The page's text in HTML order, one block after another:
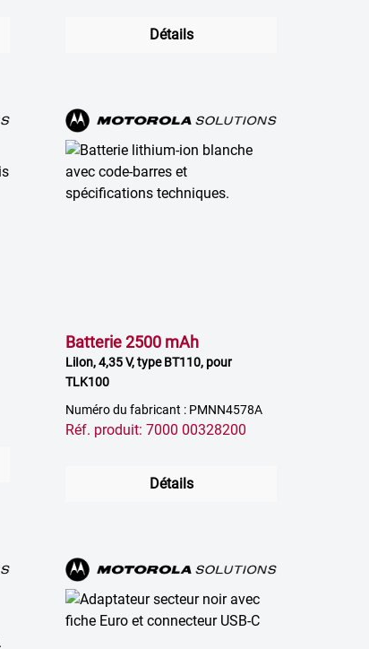
Détails
Batterie 2500 mAh
LiIon, 4,35 V, type BT110, pour
TLK100
Numéro du fabricant : PMNN4578A
Réf. produit: 7000 00328200
Détails